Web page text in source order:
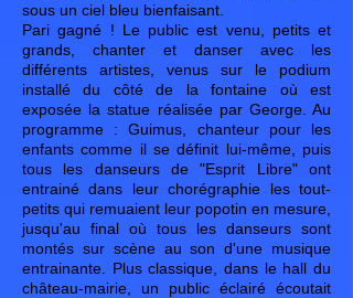
sous un ciel bleu bienfaisant.
Pari gagné ! Le public est venu, petits et
grands, chanter et danser avec les
différents artistes, venus sur le podium
installé du côté de la fontaine où est
exposée la statue réalisée par George. Au
programme : Guimus, chanteur pour les
enfants comme il se définit lui-même, puis
tous les danseurs de "Esprit Libre" ont
entrainé dans leur chorégraphie les tout-
petits qui remuaient leur popotin en mesure,
jusqu'au final où tous les danseurs sont
montés sur scène au son d'une musique
entrainante. Plus classique, dans le hall du
château-mairie, un public éclairé écoutait